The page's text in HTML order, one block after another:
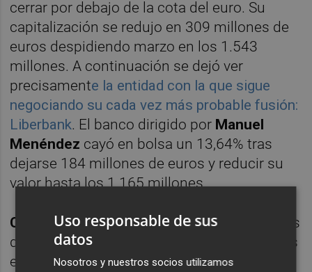
cerrar por debajo de la cota del euro. Su
capitalización se redujo en 309 millones de
euros despidiendo marzo en los 1.543
millones. A continuación se dejó ver
precisamente la entidad con la que sigue
negociando su cada vez más probable fusión:
Liberbank. El banco dirigido por Manuel
Menéndez cayó en bolsa un 13,64% tras
dejarse 184 millones de euros y reducir su
valor hasta los 1.165 millones.
CaixaBankyBanco Sabadell fueron los otros
dos bancos en presentar pérdidas bursátiles
entre enero y marzo de este año a doble
Uso responsable de sus
datos
Nosotros y nuestros socios utilizamos